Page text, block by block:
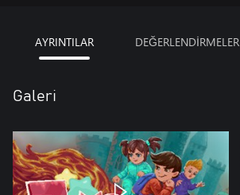
AYRINTILAR DEĞERLENDİRMELER
Galeri